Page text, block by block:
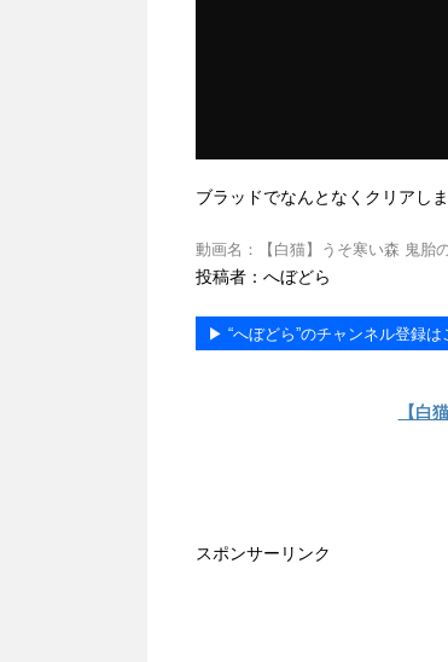
ブラッドでなんとなくクリアし
動画名：【白猫】うそ寒い森 鬼
投稿者：へぼどら
▶︎ “へぼどら”のチャンネル登録は
【白
スポンサーリンク